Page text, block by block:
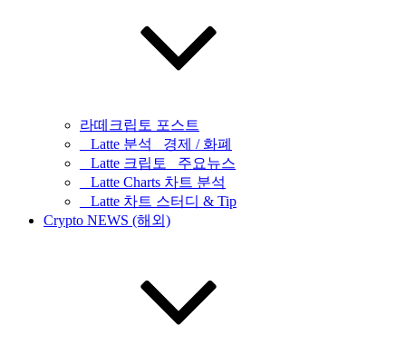
라떼크립토 포스트
_ Latte 분석 _경제 / 화폐
_ Latte 크립토 _주요뉴스
_ Latte Charts 차트 분석
_ Latte 차트 스터디 & Tip
Crypto NEWS (해외)